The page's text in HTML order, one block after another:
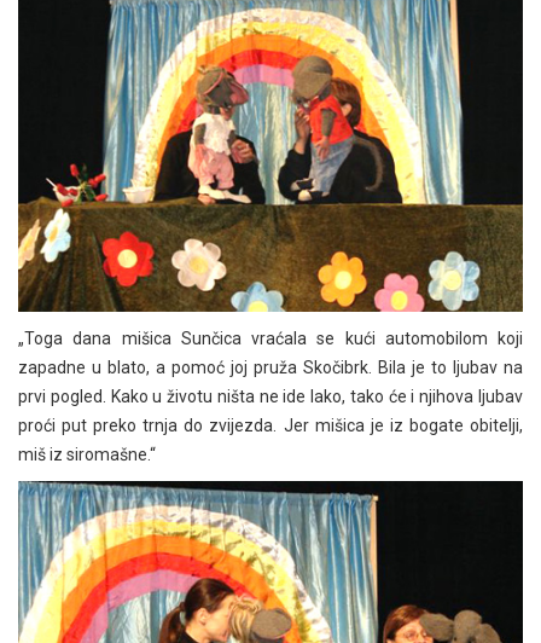
„Toga dana mišica Sunčica vraćala se kući automobilom koji
zapadne u blato, a pomoć joj pruža Skočibrk. Bila je to ljubav na
prvi pogled. Kako u životu ništa ne ide lako, tako će i njihova ljubav
proći put preko trnja do zvijezda. Jer mišica je iz bogate obitelji,
miš iz siromašne.“